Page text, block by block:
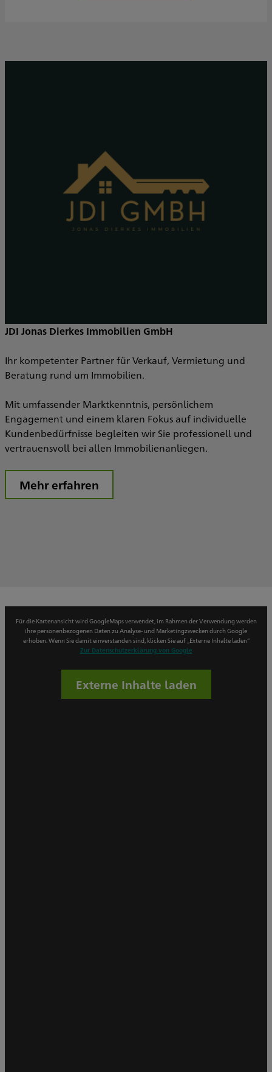
JDI Jonas Dierkes Immobilien GmbH
Ihr kompetenter Partner für Verkauf, Vermietung und
Beratung rund um Immobilien.
Mit umfassender Marktkenntnis, persönlichem
Engagement und einem klaren Fokus auf individuelle
Kundenbedürfnisse begleiten wir Sie professionell und
vertrauensvoll bei allen Immobilienanliegen.
Mehr erfahren
Für die Kartenansicht wird GoogleMaps verwendet, im Rahmen der Verwendung werden
ihre personenbezogenen Daten zu Analyse- und Marketingzwecken durch Google
erhoben. Wenn Sie damit einverstanden sind, klicken Sie auf „Externe Inhalte laden“
Zur Datenschutzerklärung von Google
Externe Inhalte laden